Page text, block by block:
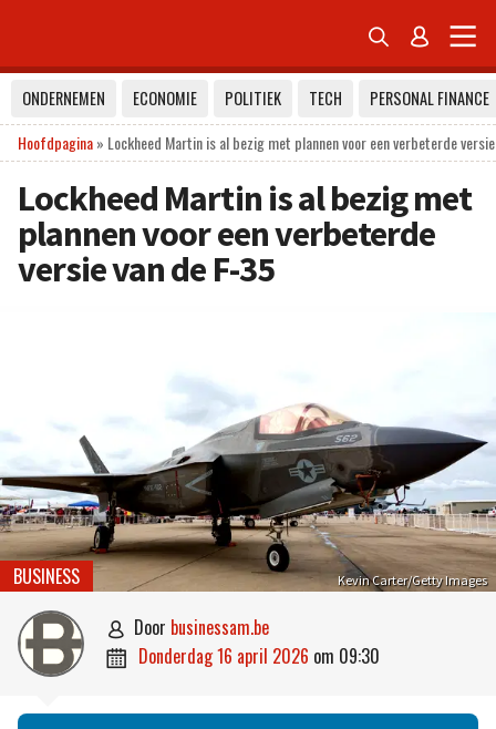
 
ONDERNEMEN ECONOMIE POLITIEK TECH
PERSONAL FINANCE
Hoofdpagina» Lockheed Martin is al bezig met plannen voor een verbeterde
Lockheed Martin is al bezig met
plannen voor een verbeterde
versie van de F-35
Kevin Carter/Getty Images
BUSINESS
 door businessam.be
 donderdag 16 april 2026 om 09:30